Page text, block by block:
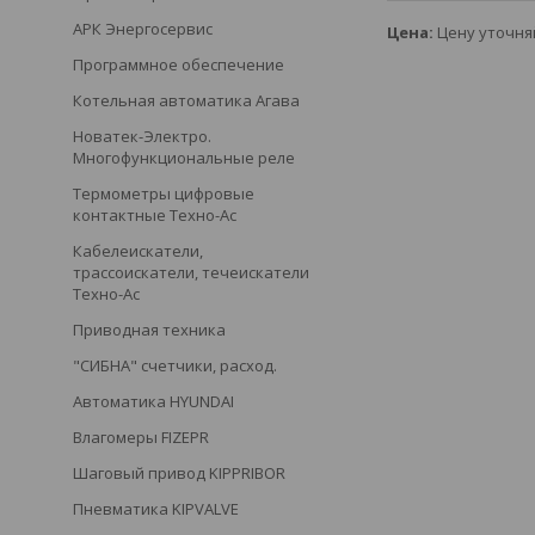
Цена: Цену
АРК Энергосервис
Программное обеспечение
Котельная автоматика Агава
Новатек-Электро.
Многофункциональные реле
Термометры цифровые
контактные Техно-Ас
Кабелеискатели,
трассоискатели, течеискатели
Техно-Ас
Приводная техника
"СИБНА" счетчики, расход.
Автоматика HYUNDAI
Влагомеры FIZEPR
Шаговый привод KIPPRIBOR
Пневматика KIPVALVE